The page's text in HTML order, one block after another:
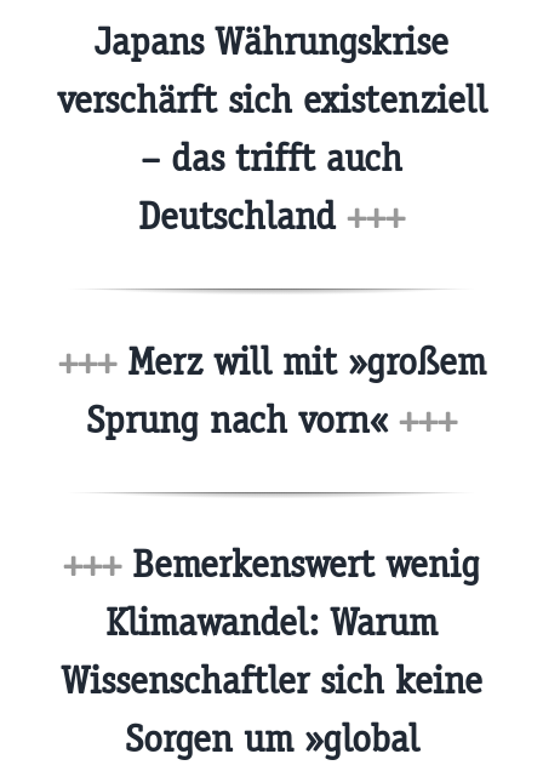
Japans Währungskrise
verschärft sich existenziell
– das trifft auch
Deutschland +++
+++Merz will mit »großem
Sprung nach vorn« +++
+++Bemerkenswert wenig
Klimawandel: Warum
Wissenschaftler sich keine
Sorgen um »global